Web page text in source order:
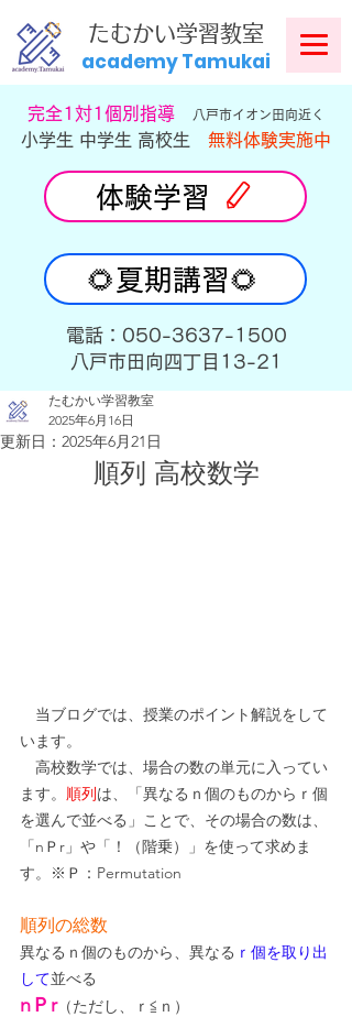
​たむかい学習教室
academy Tamukai
​完全1対1個別指導 八戸市イオン田向近く
小学生 中学生 高校生 無料体験実施中
体験学習
🌻夏期講習🌻
​電話：050-3637-1500
​八戸市田向四丁目13-21
たむかい学習教室
2025年6月16日
更新日： 2025年6月21日
順列 高校数学
当ブログでは、授業のポイント解説をして
います。
高校数学では、場合の数の単元に入ってい
ます。 順列 は、「異なるｎ個のものからｒ個
を選んで並べる」ことで、その場合の数は、
「nＰr」や「！（階乗）」を使って求めま
す。※Ｐ：Permutation
順列の総数
異なるｎ個のものから、異なる ｒ個を取り出
して並べる
nＰr（ただし、ｒ≦ｎ）